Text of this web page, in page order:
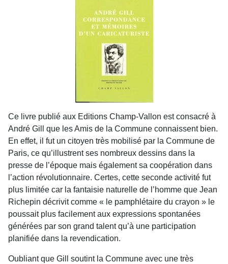
Ce livre publié aux Editions Champ-Vallon est consacré à
André Gill que les Amis de la Commune connaissent bien.
En effet, il fut un citoyen très mobilisé par la Commune de
Paris, ce qu’illustrent ses nombreux dessins dans la
presse de l’époque mais également sa coopération dans
l’action révolutionnaire. Certes, cette seconde activité fut
plus limitée car la fantaisie naturelle de l’homme que Jean
Richepin décrivit comme « le pamphlétaire du crayon » le
poussait plus facilement aux expressions spontanées
générées par son grand talent qu’à une participation
planifiée dans la revendication.
Oubliant que Gill soutint la Commune avec une très